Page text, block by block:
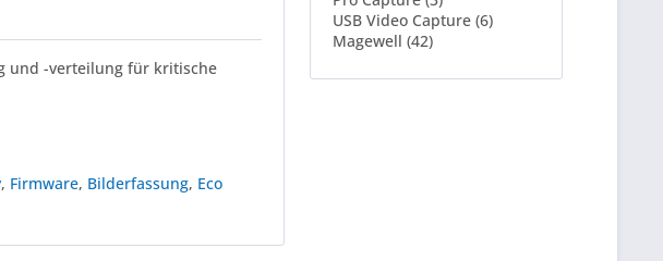
USB Video Capture (6)
Magewell (42)
und -verteilung für kritische
, Firmware, Bilderfassung, Eco